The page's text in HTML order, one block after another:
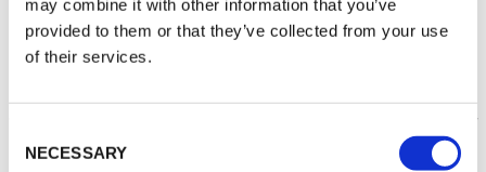
may combine it with other information that you’ve
provided to them or that they’ve collected from your use
of their services.
Selection
NECESSARY